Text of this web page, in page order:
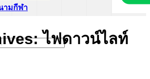
ามกีฬา
ไฟดาวน์ไลท์